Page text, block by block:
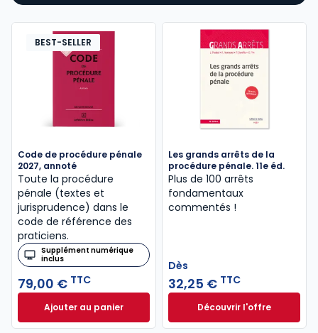
BEST-SELLER
Code de procédure pénale
2027, annoté
Toute la procédure
pénale (textes et
jurisprudence) dans le
code de référence des
praticiens.
Supplément numérique
inclus
79,00 € TTC
Ajouter au panierCode de procédure pénale 2027, annoté à 79,00 €
Les grands arrêts de la
procédure pénale. 11e éd.
Plus de 100 arrêts
fondamentaux
commentés !
Dès
32,25 € TTC
Découvrir l'offre
Les grands
Dès